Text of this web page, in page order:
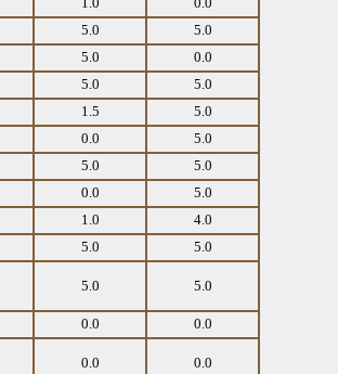
5.0
5.0
5.0
0.0
5.0
5.0
1.5
5.0
0.0
5.0
5.0
5.0
0.0
5.0
1.0
4.0
5.0
5.0
5.0 5.0
0.0
0.0
0.0 0.0